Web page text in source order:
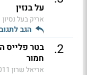
על בנזין
אריק בעל נסיון
הגב
2
.
בטר פלייס
חמור
אריאל שרון